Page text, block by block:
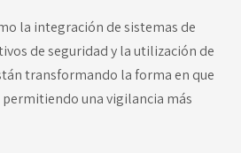
la integración de sistemas de
de seguridad y la utilización de
transformando la forma en que
una vigilancia más